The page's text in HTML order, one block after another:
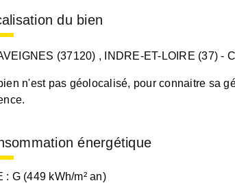
du bien
(37120) , INDRE-ET-LOIRE (37) -
n'est pas géolocalisé, pour connaitre sa
énergétique
: G (449 kWh/m² an)